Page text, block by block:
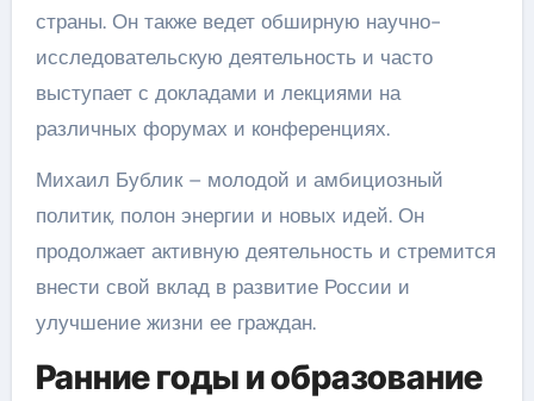
страны. Он также ведет обширную научно-
исследовательскую деятельность и часто
выступает с докладами и лекциями на
различных форумах и конференциях.
Михаил Бублик – молодой и амбициозный
политик, полон энергии и новых идей. Он
продолжает активную деятельность и стремится
внести свой вклад в развитие России и
улучшение жизни ее граждан.
Ранние годы и образование